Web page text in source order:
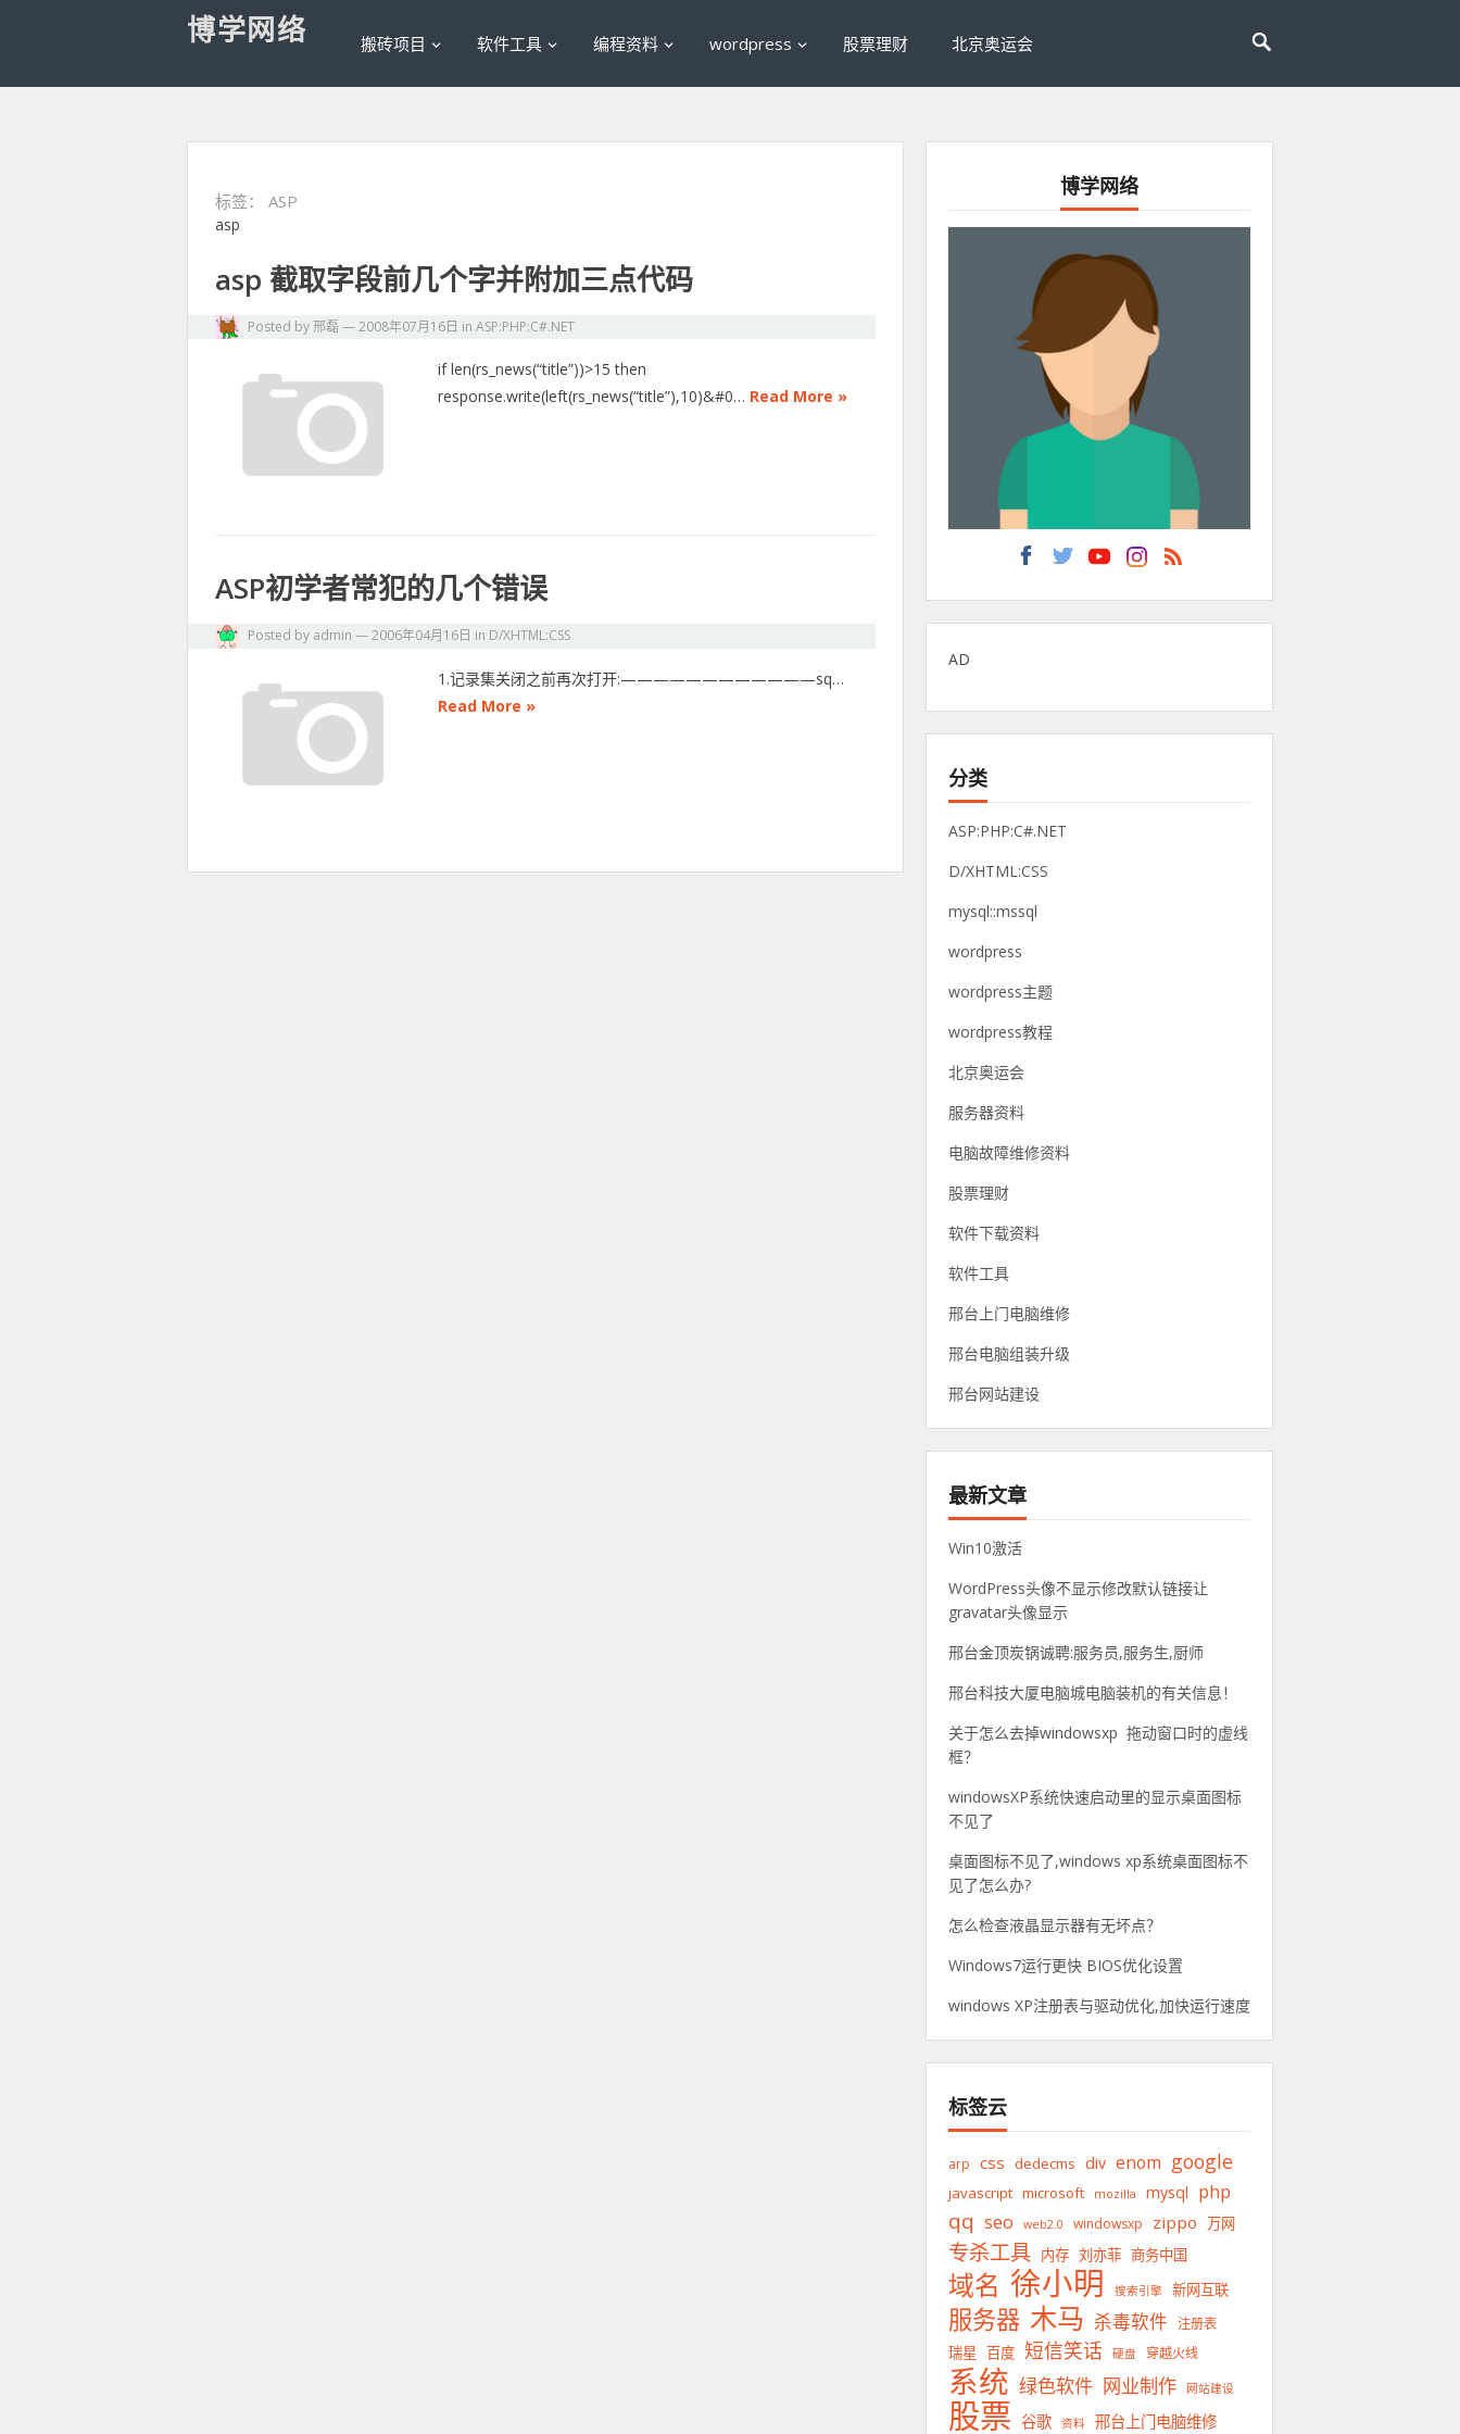
博学网络 搬砖项目 软件工具 编程资料 wordpress 股票理财 北京奥运会
标签： ASP
asp
asp 截取字段前几个字并附加三点代码
Posted by邢磊—2008年07月16日 in ASP:PHP:C#.NET
if len(rs_news(“title”))>15 then
response.write(left(rs_news(“title”),10)&#0… Read More »
ASP初学者常犯的几个错误
Posted by admin —2006年04月16日 in D/XHTML:CSS
1.记录集关闭之前再次打开:————————————sq…
Read More »
博学网络
AD
分类
ASP:PHP:C#.NET
D/XHTML:CSS
mysql::mssql
wordpress
wordpress主题
wordpress教程
北京奥运会
服务器资料
电脑故障维修资料
股票理财
软件下载资料
软件工具
邢台上门电脑维修
邢台电脑组装升级
邢台网站建设
最新文章
Win10激活
WordPress头像不显示修改默认链接让
gravatar头像显示
邢台金顶炭锅诚聘:服务员,服务生,厨师
邢台科技大厦电脑城电脑装机的有关信息！
关于怎么去掉windowsxp 拖动窗口时的虚线
框？
windowsXP系统快速启动里的显示桌面图标
不见了
桌面图标不见了,windows xp系统桌面图标不
见了怎么办?
怎么检查液晶显示器有无坏点？
Windows7运行更快 BIOS优化设置
windows XP注册表与驱动优化,加快运行速度
标签云
arp css dedecms div enom google
javascript microsoft mozilla mysql php
qq seo web2.0 windowsxp zippo 万网
专杀工具 内存 刘亦菲 商务中国
域名 徐小明 搜索引擎 新网互联
服务器 木马 杀毒软件 注册表
瑞星 百度 短信笑话 硬盘 穿越火线
系统 绿色软件 网业制作 网站建设
股票 谷歌 资料 邢台上门电脑维修